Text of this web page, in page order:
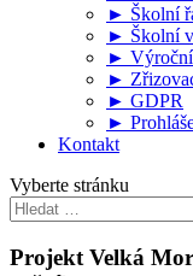
► Školní
► Školní
►
►
► GDPR
►
Kontakt
Vyberte stránku
Projekt Velká